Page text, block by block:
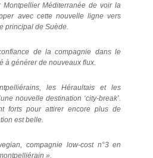
Méditerranée de voir la
avec cette nouvelle ligne vers
principal de Suède.
de la compagnie dans le
à générer de nouveaux flux.
les Héraultais et les
nouvelle destination ‘city-break’.
forts pour attirer encore plus de
est belle.
compagnie low-cost n°3 en
».